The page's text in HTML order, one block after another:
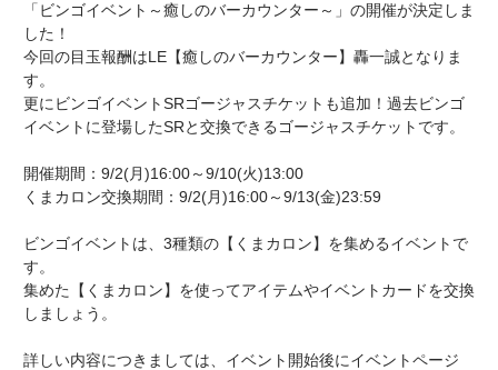
「ビンゴイベント～癒しのバーカウンター～」の開催が決定しま
した！
今回の目玉報酬はLE【癒しのバーカウンター】轟一誠となりま
す。
更にビンゴイベントSRゴージャスチケットも追加！過去ビンゴ
イベントに登場したSRと交換できるゴージャスチケットです。
開催期間：9/2(月)16:00～9/10(火)13:00
くまカロン交換期間：9/2(月)16:00～9/13(金)23:59
ビンゴイベントは、3種類の【くまカロン】を集めるイベントで
す。
集めた【くまカロン】を使ってアイテムやイベントカードを交換
しましょう。
詳しい内容につきましては、イベント開始後にイベントページ